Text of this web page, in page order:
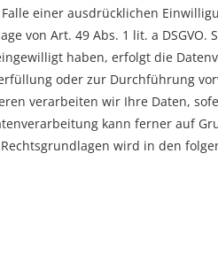
einer ausdrücklichen
von Art. 49 Abs. 1 lit. a DSGVO.
haben, erfolgt die
oder zur Durchführung
verarbeiten wir Ihre Daten,
kann ferner auf
wird in den